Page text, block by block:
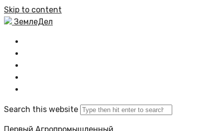
Skip to content
ЗемлеДел
Search this website